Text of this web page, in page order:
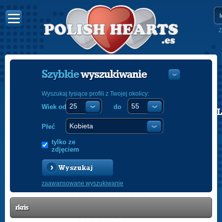
POLISH
Szybkiewyszukiwanie
Wyszukaj tysiące profili z Twojej okolicy:
Wiek od do
Płeć
tylko ze
zdjęciem
Wyszukaj
zaawansowane wyszukiwanie
rkris